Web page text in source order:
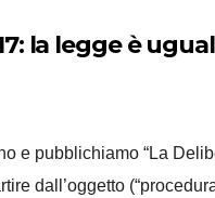
la legge è
e pubblichiamo “La
dall’oggetto